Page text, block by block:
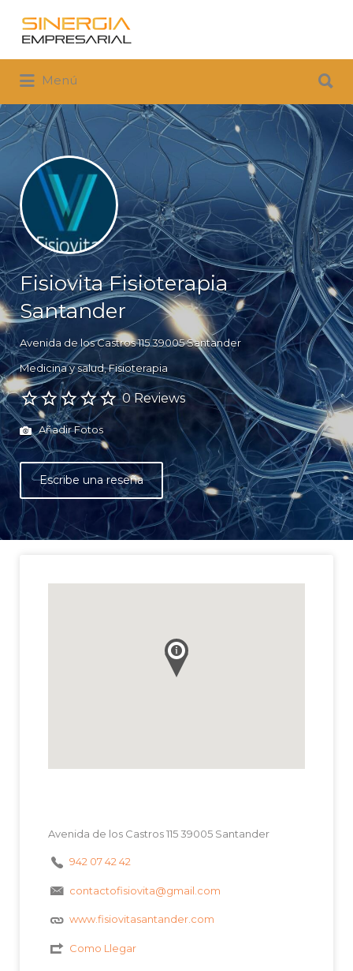
Buscar
por:
Menú
por:
Fisiovita Fisioterapia
Santander
Avenida de los Castros 115 39005 Santander
Medicina y salud Fisioterapia
0 Reviews
Añadir Fotos
Escribe una reseña
Avenida de los Castros 115 39005 Santander
942 07 42 42
contactofisiovita@gmail.com
www.fisiovitasantander.com
Como Llegar